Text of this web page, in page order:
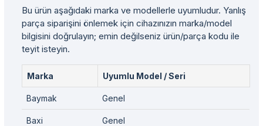
Bu ürün aşağıdaki marka ve modellerle uyumludur. Yanlış
parça siparişini önlemek için cihazınızın marka/model
bilgisini doğrulayın; emin değilseniz ürün/parça kodu ile
teyit isteyin.
Marka Uyumlu Model / Seri
Baymak Genel
Baxi Genel